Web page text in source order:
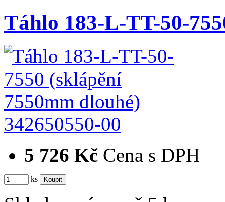
Táhlo 183-L-TT-50-
342650550-00
5 726 Kč Cena s DPH
ks